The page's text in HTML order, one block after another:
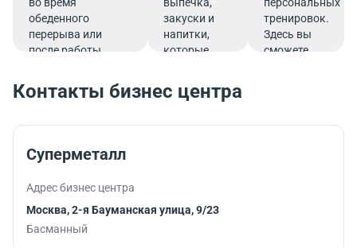
обеденного
перерыва или
после работы.
закуски и
напитки,
которые
бодрости и
продуктивно
тренировок.
Здесь вы
сможете
тренируясь во
Контакты бизнес центра
Суперметалл
Адрес бизнес центра
Москва, 2-я Бауманская улица, 9/23
Басманный